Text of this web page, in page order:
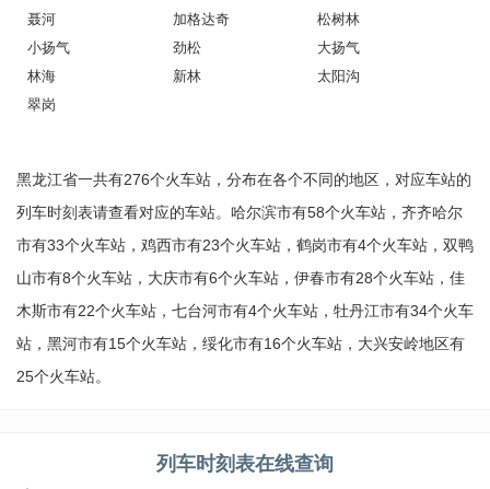
聂河
加格达奇
松树林
小扬气
劲松
大扬气
林海
新林
太阳沟
翠岗
黑龙江省一共有276个火车站，分布在各个不同的地区，对应车站的
列车时刻表请查看对应的车站。哈尔滨市有58个火车站，齐齐哈尔
市有33个火车站，鸡西市有23个火车站，鹤岗市有4个火车站，双鸭
山市有8个火车站，大庆市有6个火车站，伊春市有28个火车站，佳
木斯市有22个火车站，七台河市有4个火车站，牡丹江市有34个火车
站，黑河市有15个火车站，绥化市有16个火车站，大兴安岭地区有
25个火车站。
列车时刻表在线查询